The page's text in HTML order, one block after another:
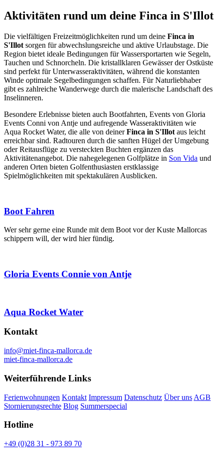
Aktivitäten rund um deine Finca in S'Illot
Die vielfältigen Freizeitmöglichkeiten rund um deine Finca in
S'Illot sorgen für abwechslungsreiche und aktive Urlaubstage. Die
Region bietet ideale Bedingungen für Wassersportarten wie Segeln,
Tauchen und Schnorcheln. Die kristallklaren Gewässer der Ostküste
sind perfekt für Unterwasseraktivitäten, während die konstanten
Winde optimale Segelbedingungen schaffen. Für Naturliebhaber
gibt es zahlreiche Wanderwege durch die malerische Landschaft des
Inselinneren.
Besondere Erlebnisse bieten auch Bootfahrten, Events von Gloria
Events Conni von Antje und aufregende Wasseraktivitäten wie
Aqua Rocket Water, die alle von deinerFinca in S'Illot aus leicht
erreichbar sind. Radtouren durch die sanften Hügel der Umgebung
oder Reitausflüge zu versteckten Buchten ergänzen das
Aktivitätenangebot. Die nahegelegenen Golfplätze in Son Vida und
anderen Orten bieten Golfenthusiasten erstklassige
Spielmöglichkeiten mit spektakulären Ausblicken.
Boot Fahren
Wer sehr gerne eine Runde mit dem Boot vor der Kuste Mallorcas
schippern will, der wird hier fündig.
Gloria Events Connie von Antje
Aqua Rocket Water
Kontakt
info@miet-finca-mallorca.de
miet-finca-mallorca.de
Weiterführende Links
Ferienwohnungen Kontakt Impressum Datenschutz Über uns AGB
Stornierungsrechte Blog Summerspecial
Hotline
+49 (0)28 31 - 973 89 70